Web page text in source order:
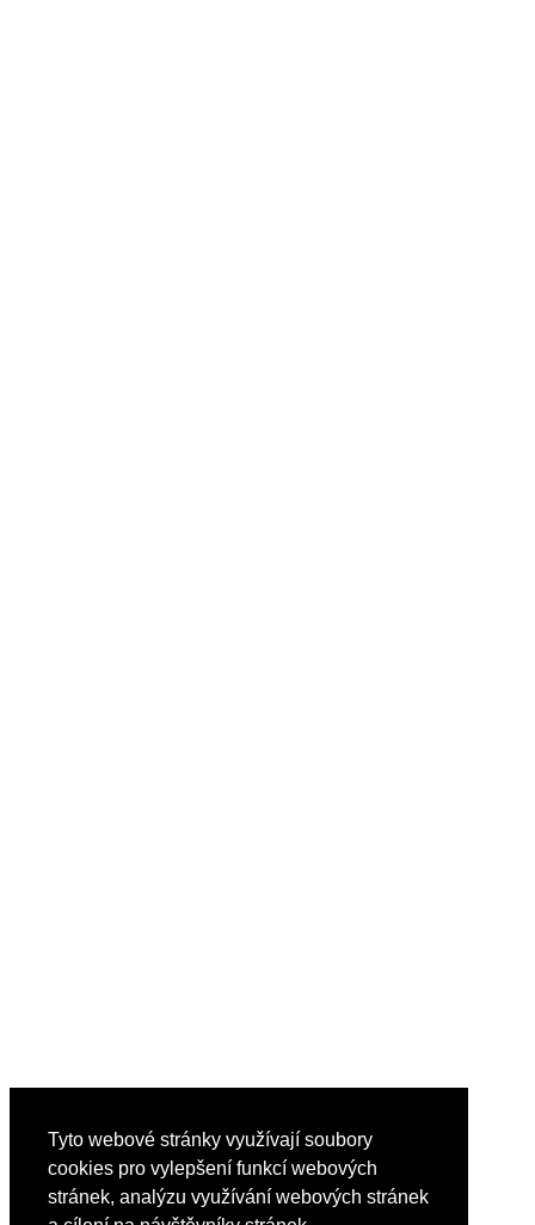
Tyto webové stránky využívají soubory
cookies pro vylepšení funkcí webových
stránek, analýzu využívání webových stránek